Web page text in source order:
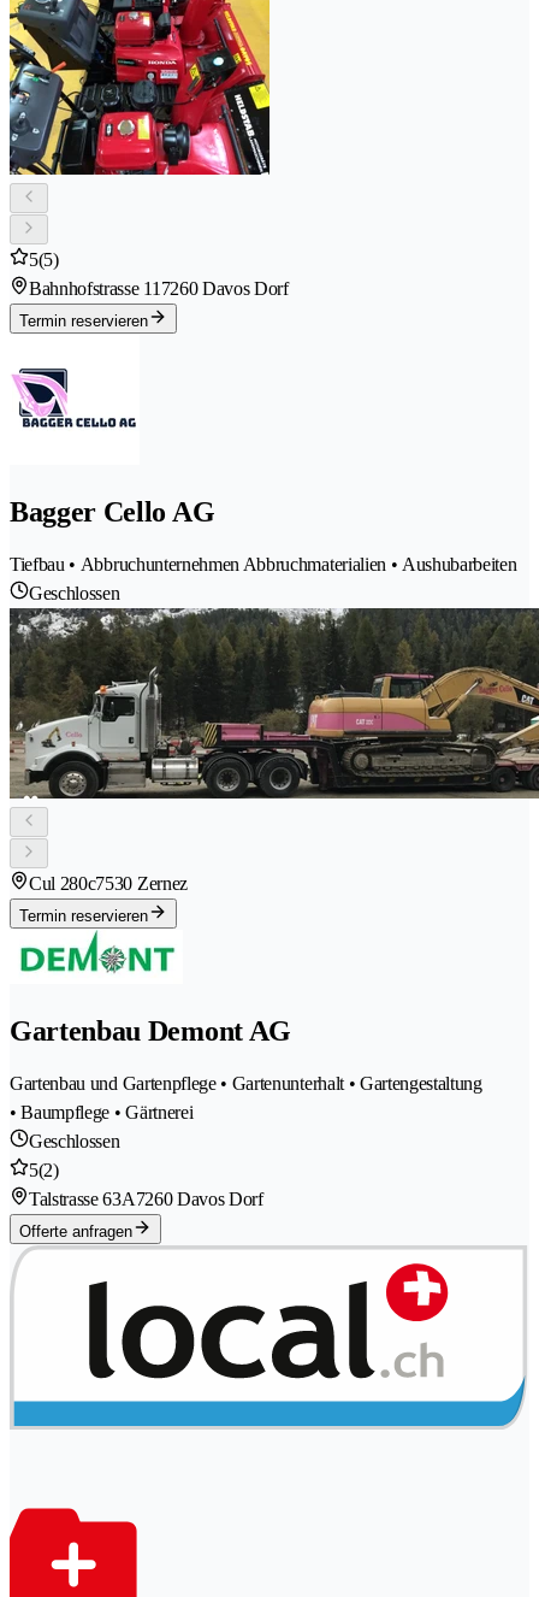
5(5)
Bahnhofstrasse 11 7260 Davos Dorf
Termin reservieren
Bagger Cello AG
Tiefbau • Abbruchunternehmen Abbruchmaterialien • Aushubarbeiten
Geschlossen
Cul 280c7530 Zernez
Termin reservieren
Gartenbau Demont AG
Gartenbau und Gartenpflege • Gartenunterhalt • Gartengestaltung
• Baumpflege • Gärtnerei
Geschlossen
5(2)
Talstrasse 63A7260 Davos Dorf
Offerte anfragen